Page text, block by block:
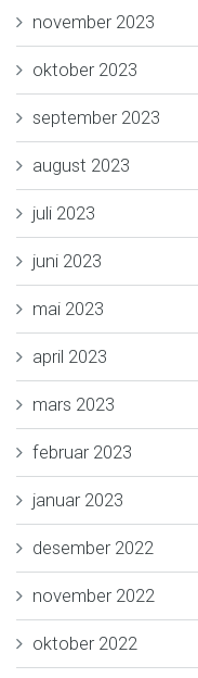
november 2023
oktober 2023
september 2023
august 2023
juli 2023
juni 2023
mai 2023
april 2023
mars 2023
februar 2023
januar 2023
desember 2022
november 2022
oktober 2022